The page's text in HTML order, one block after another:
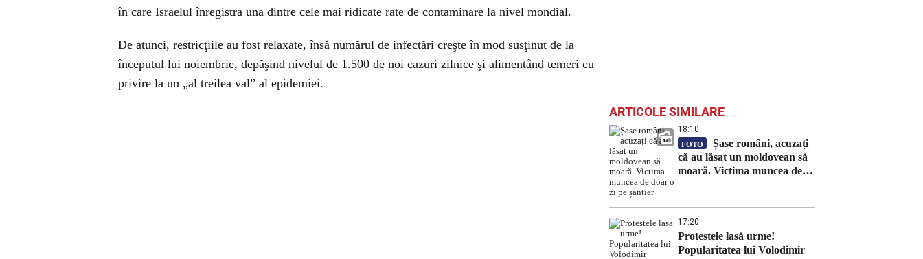
în care Israelul înregistra una dintre cele mai ridicate rate de contaminare la nivel mondial.
De atunci, restricţiile au fost relaxate, însă numărul de infectări creşte în mod susţinut de la
începutul lui noiembrie, depăşind nivelul de 1.500 de noi cazuri zilnice şi alimentând temeri cu
privire la un „al treilea val” al epidemiei.
ARTICOLE SIMILARE
18:10
FOTO
Șase români, acuzați
că au lăsat un moldovean să
moară. Victima muncea de
17:20
Protestele lasă urme!
Popularitatea lui Volodimir